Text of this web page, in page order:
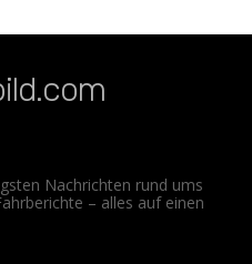
Nachrichten rund ums
– alles auf einen